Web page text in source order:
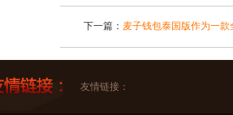
下一篇： 麦子钱包泰国版作为一
友情链接：